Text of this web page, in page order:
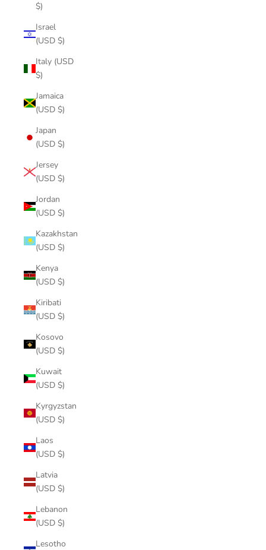
$)
Israel
(USD $)
Italy (USD
$)
Jamaica
(USD $)
Japan
(USD $)
Jersey
(USD $)
Jordan
(USD $)
Kazakhstan
(USD $)
Kenya
(USD $)
Kiribati
(USD $)
Kosovo
(USD $)
Kuwait
(USD $)
Kyrgyzstan
(USD $)
Laos
(USD $)
Latvia
(USD $)
Lebanon
(USD $)
Lesotho